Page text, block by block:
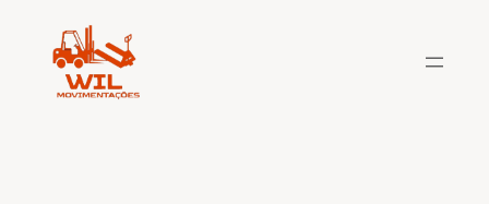
conteúdo